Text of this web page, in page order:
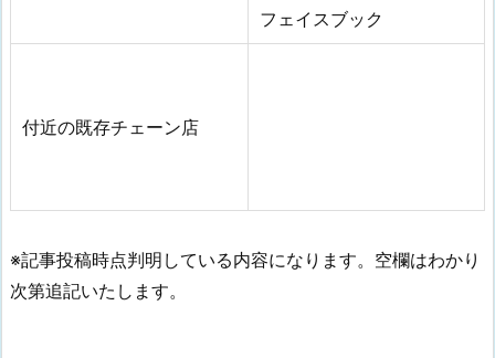
フェイスブック
付近の既存チェーン店
※記事投稿時点判明している内容になります。空欄はわかり
次第追記いたします。